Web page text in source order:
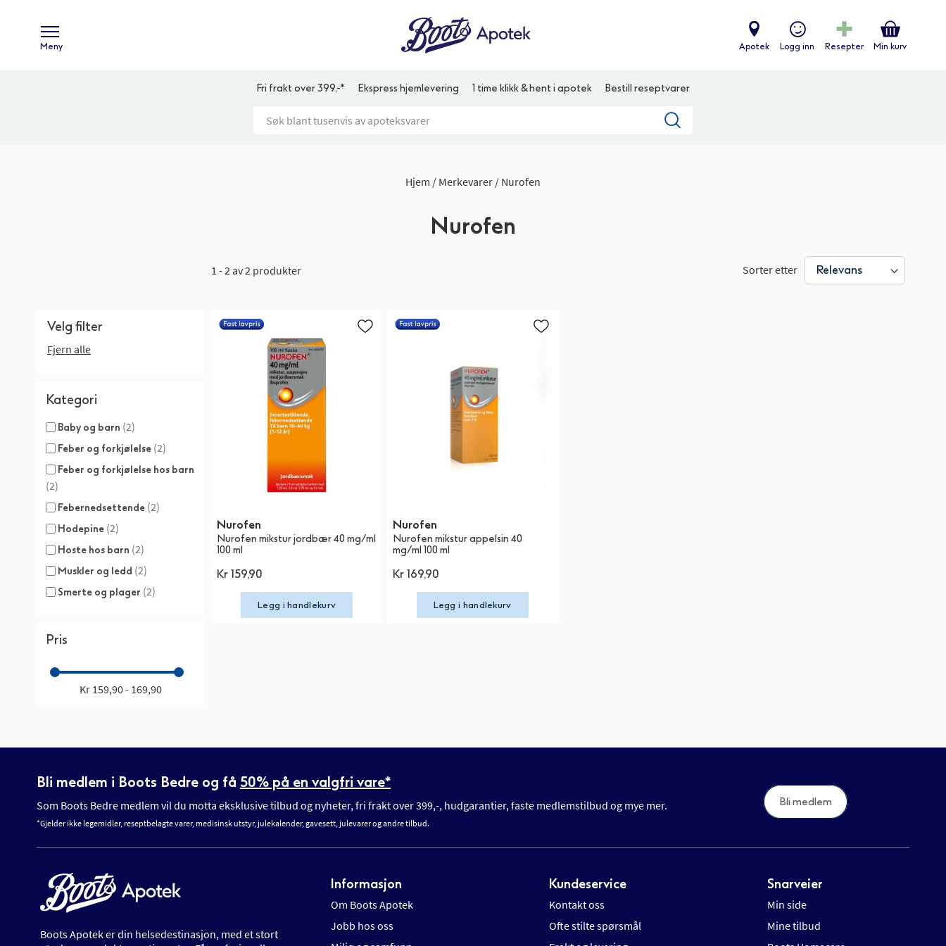
Meny Apotek Logg inn Resepter Min kurv
Fri frakt over 399,-* Ekspress hjemlevering 1 time klikk & hent i apotek Bestill reseptvarer
Hjem Merkevarer Nurofen
Nurofen
Velg filter
Fjern alle
Kategori
Baby og barn (2)
Feber og forkjølelse (2)
Feber og forkjølelse hos barn
(2)
Febernedsettende (2)
Hodepine (2)
Hoste hos barn (2)
Muskler og ledd (2)
Smerte og plager (2)
Pris
Kr 159,90 - 169,90
1 - 2 av 2 produkter Sorter etter
Nurofen
Nurofen mikstur jordbær 40 mg/ml
100 ml
Kr 159,90
Legg i handlekurv
Nurofen
Nurofen mikstur appelsin 40
mg/ml 100 ml
Kr 169,90
Legg i handlekurv
Bli medlem i Boots Bedre og få 50% på en valgfri vare*
Som Boots Bedre medlem vil du motta eksklusive tilbud og nyheter, fri frakt over 399,-, hudgarantier, faste medlemstilbud og mye mer.
*Gjelder ikke legemidler, reseptbelagte varer, medisinsk utstyr, julekalender, gavesett, julevarer og andre tilbud.
Bli medlem
Boots Apotek er din helsedestinasjon, med et stort
Informasjon
Om Boots Apotek
Jobb hos oss
Kundeservice
Kontakt oss
Ofte stilte spørsmål
Snarveier
Min side
Mine tilbud